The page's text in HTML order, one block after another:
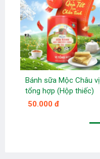
Bánh sữa Mộc Châu vị
tổng hợp (Hộp thiếc)
50.000 đ